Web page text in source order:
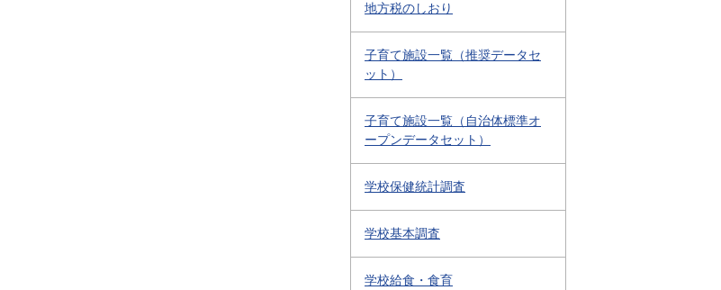
地方税のしおり
子育て施設一覧（推奨データセ
ット）
子育て施設一覧（自治体標準オ
ープンデータセット）
学校保健統計調査
学校基本調査
学校給食・食育